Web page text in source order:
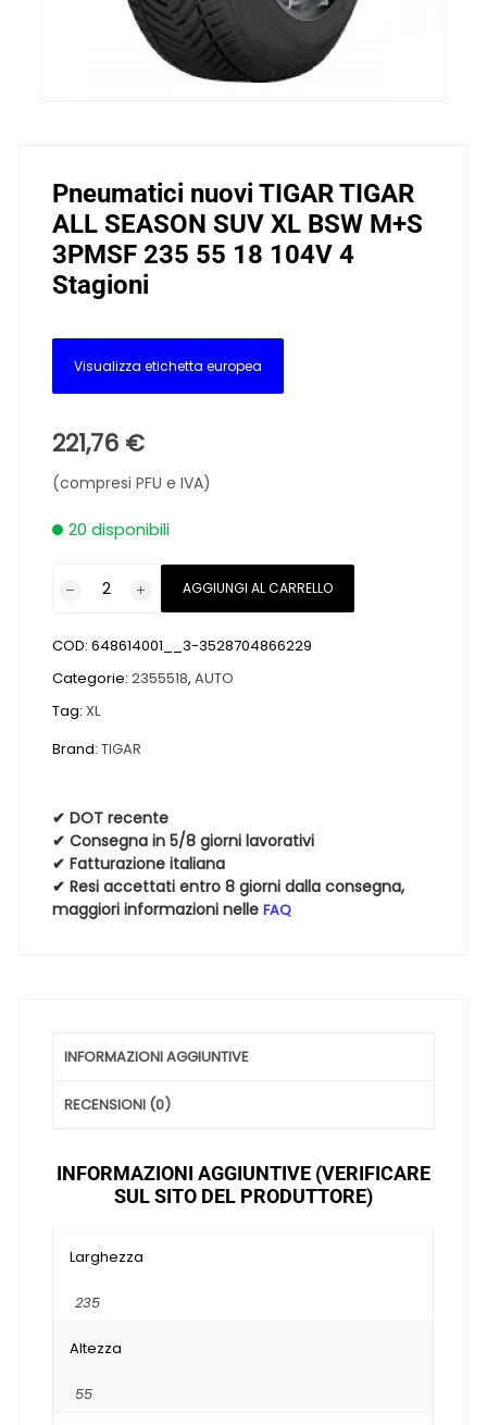
Pneumatici nuovi TIGAR TIGAR
ALL SEASON SUV XL BSW M+S
3PMSF 235 55 18 104V 4
Stagioni
Visualizza etichetta europea
221,76 €
(compresi PFU e IVA)
20 disponibili
TIGAR
ALL
SEASON
XL
M+S
3PMSF
235
55
18
AGGIUNGI AL CARRELLO
COD:648614001__3-3528704866229
Categorie:2355518,AUTO
Tag:XL
Brand:TIGAR
✔ DOT recente
✔ Consegna in 5/8 giorni lavorativi
✔ Fatturazione italiana
✔ Resi accettati entro 8 giorni dalla consegna,
maggiori informazioni nelleFAQ
INFORMAZIONI AGGIUNTIVE
RECENSIONI (0)
INFORMAZIONI AGGIUNTIVE (VERIFICARE
SUL SITO DEL PRODUTTORE)
Larghezza
235
Altezza
55